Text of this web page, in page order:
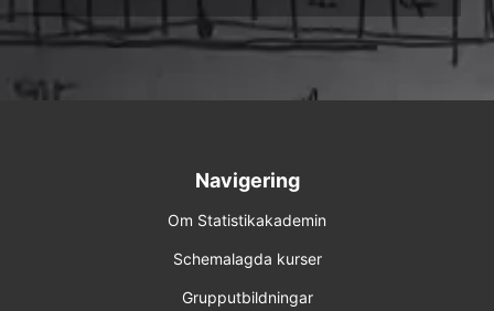
Navigering
Om Statistikakademin
Schemalagda kurser
Grupputbildningar